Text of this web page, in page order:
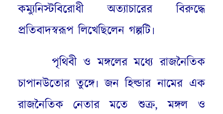
কম্যুনিস্টবিরোধী অত্যাচারের বিরুদ্ধে
প্রতিবাদস্বরূপ লিখেছিলেন গল্পটি৷
পৃথিবী ও মঙ্গলের মধ্যে রাজনৈতিক
চাপানউতোর তুঙ্গে৷ জন হিল্ডার নামের এক
রাজনৈতিক নেতার মতে শুক্র, মঙ্গল ও